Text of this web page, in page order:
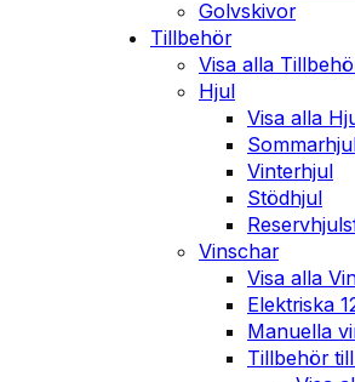
Golvskivor
Tillbehör
Visa alla
Hjul
Visa alla
Vinterhjul
Stödhjul
Vinschar
Visa alla
Elektriska
Manuella
Tillbehör